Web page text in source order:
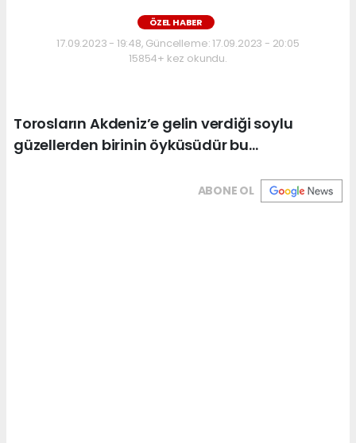
ÖZEL HABER
17.09.2023 - 19:48, Güncelleme: 17.09.2023 - 20:05
15854+ kez okundu.
Torosların Akdeniz’e gelin verdiği soylu
güzellerden birinin öyküsüdür bu…
ABONE OL